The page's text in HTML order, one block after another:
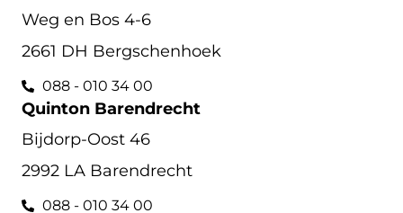
Weg en Bos 4-6
2661 DH Bergschenhoek
088 - 010 34 00
Quinton Barendrecht
Bijdorp-Oost 46
2992 LA Barendrecht
088 - 010 34 00